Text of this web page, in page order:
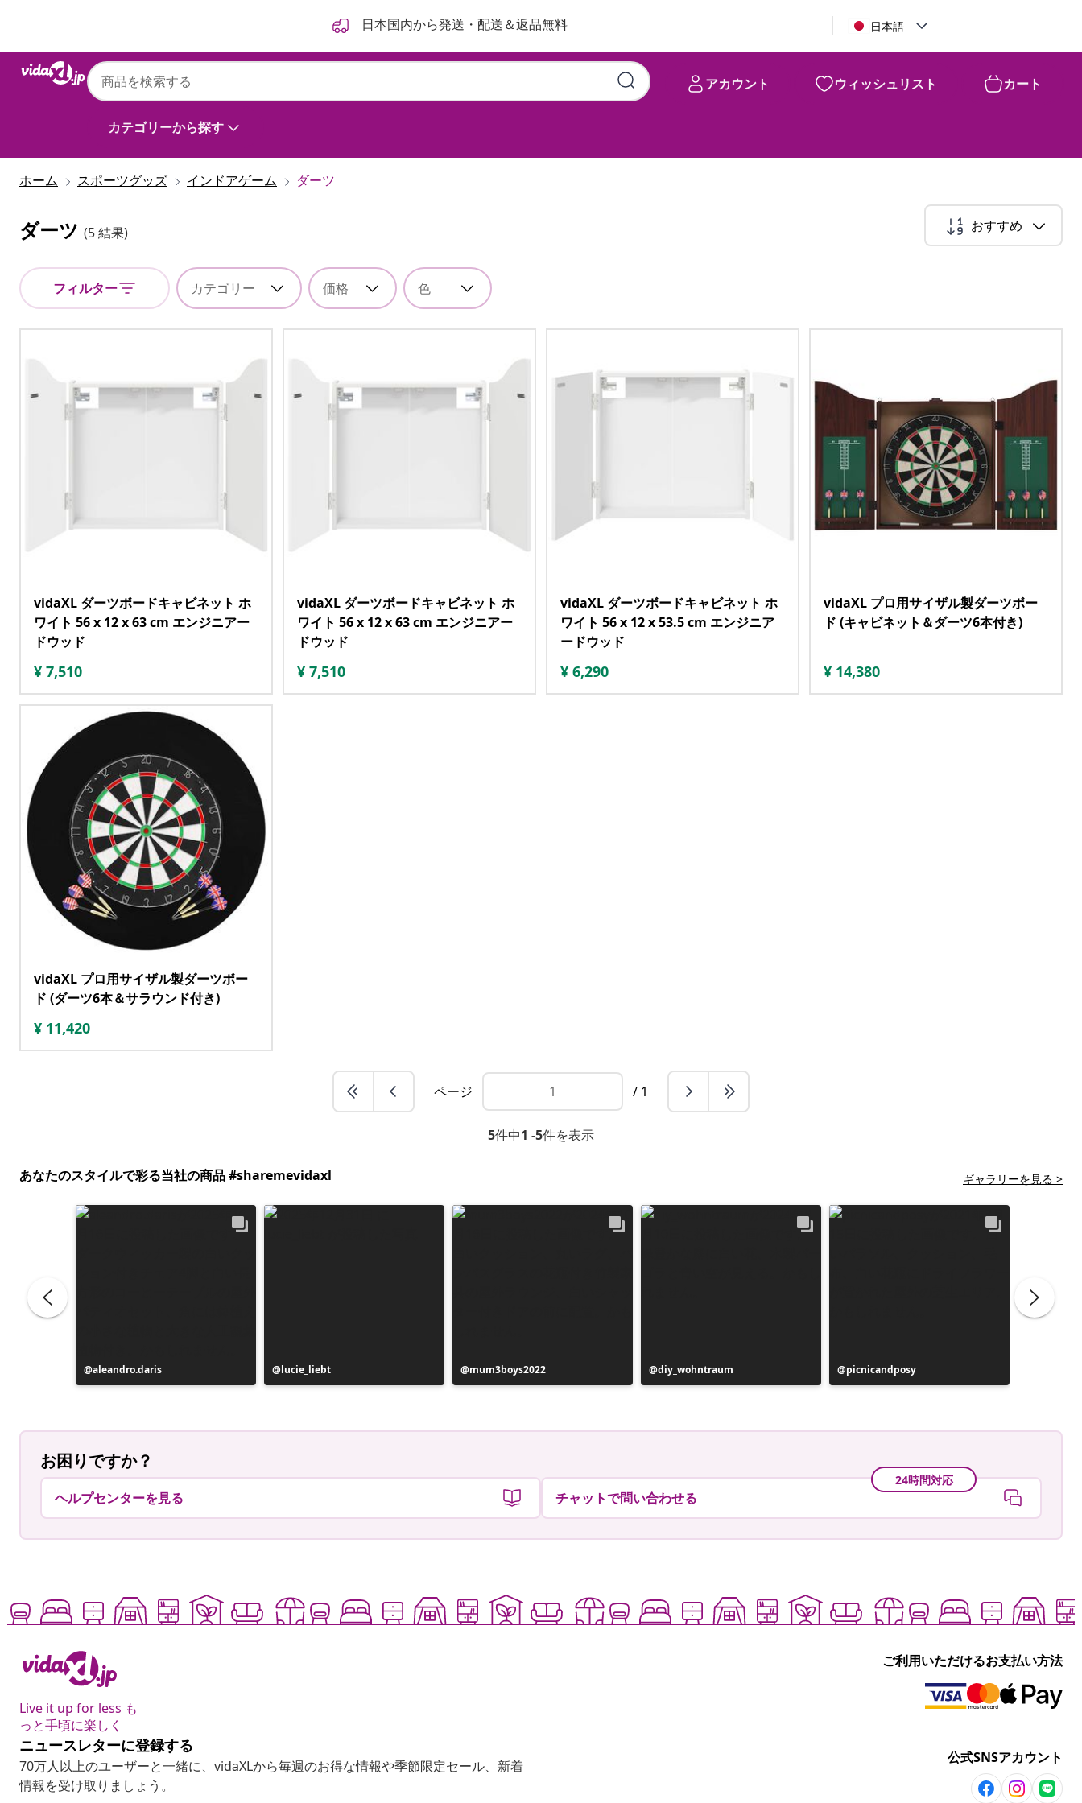
日本国内から発送・配送＆返品無料 日本語
カテゴリーから探す
アカウント ウィッシュリスト カート
ホーム スポーツグッズ インドアゲーム ダーツ
ダーツ (5 結果) おすすめ
フィルター カテゴリー 価格 色
vidaXL ダーツボードキャビネット ホ
ワイト 56 x 12 x 63 cm エンジニアー
ドウッド
¥ 7,510
vidaXL ダーツボードキャビネット ホ
ワイト 56 x 12 x 63 cm エンジニアー
ドウッド
¥ 7,510
vidaXL ダーツボードキャビネット ホ
ワイト 56 x 12 x 53.5 cm エンジニア
ードウッド
¥ 6,290
vidaXL プロ用サイザル製ダーツボー
ド (キャビネット＆ダーツ6本付き)
¥ 14,380
vidaXL プロ用サイザル製ダーツボー
ド (ダーツ6本＆サラウンド付き)
¥ 11,420
ページ / 1
5件中1 -5件を表示
あなたのスタイルで彩る当社の商品 #sharemevidaxl ギャラリーを見る >
投
稿
aleandro.daris
投
稿
lucie_liebt
投
稿
mum3boys2022
投
稿
diy_wohntraum
投
稿
picnicandposy
お困りですか？
ヘルプセンターを見る
24時間対応
チャットで問い合わせる
Live it up for less も
っと手頃に楽しく
ご利用いただけるお支払い方法
ニュースレターに登録する
70万人以上のユーザーと一緒に、vidaXLから毎週のお得な情報や季節限定セール、新着
情報を受け取りましょう。
公式SNSアカウント